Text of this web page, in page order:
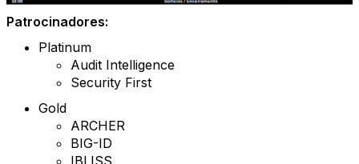
Patrocinadores:
Platinum
Audit Intelligence
Security First
Gold
ARCHER
BIG-ID
IBLISS